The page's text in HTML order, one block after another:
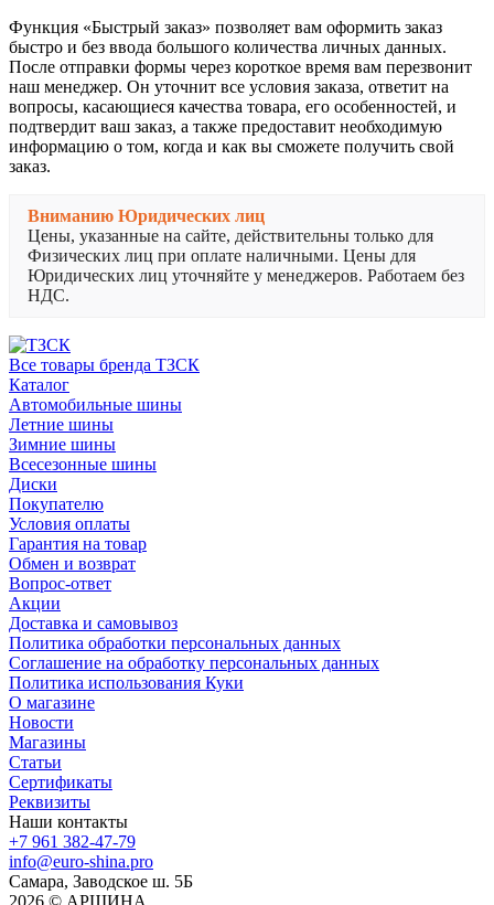
Функция «Быстрый заказ» позволяет вам оформить заказ
быстро и без ввода большого количества личных данных.
После отправки формы через короткое время вам перезвонит
наш менеджер. Он уточнит все условия заказа, ответит на
вопросы, касающиеся качества товара, его особенностей, и
подтвердит ваш заказ, а также предоставит необходимую
информацию о том, когда и как вы сможете получить свой
заказ.
Вниманию Юридических лиц
Цены, указанные на сайте, действительны только для
Физических лиц при оплате наличными. Цены для
Юридических лиц уточняйте у менеджеров. Работаем без
НДС.
Все товары бренда ТЗСК
Каталог
Автомобильные шины
Летние шины
Зимние шины
Всесезонные шины
Диски
Покупателю
Условия оплаты
Гарантия на товар
Обмен и возврат
Вопрос-ответ
Акции
Доставка и самовывоз
Политика обработки персональных данных
Соглашение на обработку персональных данных
Политика использования Куки
О магазине
Новости
Магазины
Статьи
Сертификаты
Реквизиты
Наши контакты
+7 961 382-47-79
info@euro-shina.pro
Самара, Заводское ш. 5Б
2026 © АРШИНА